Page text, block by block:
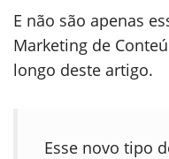
E não são apenas
Marketing de
longo deste artigo.
Esse novo tipo